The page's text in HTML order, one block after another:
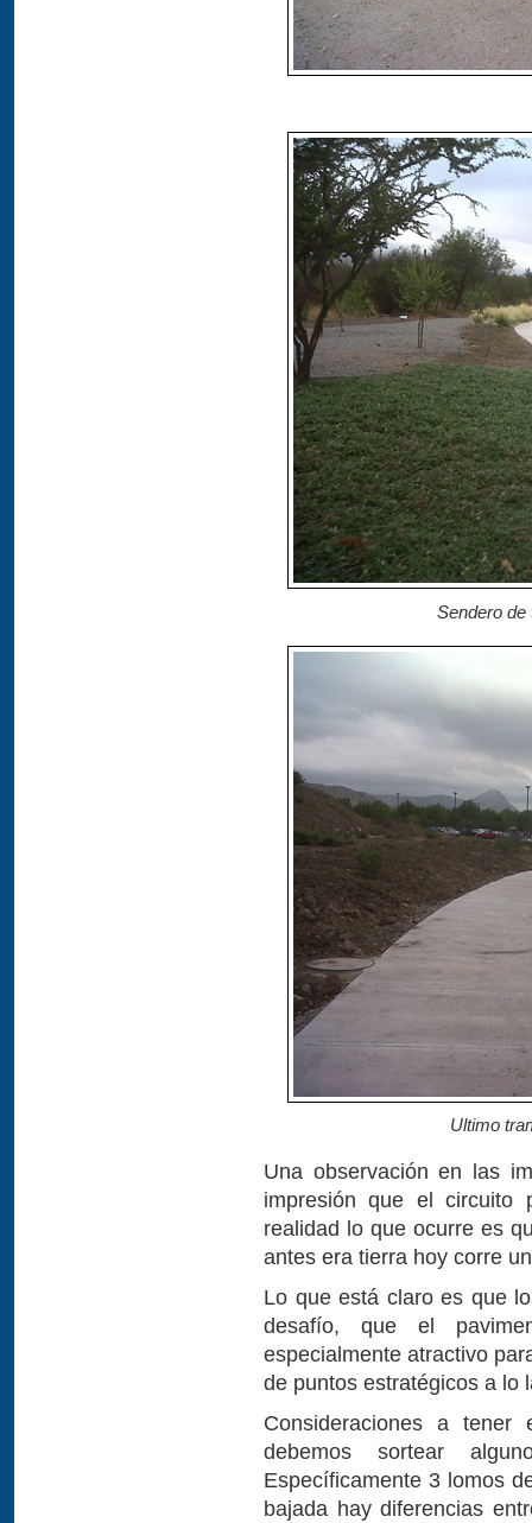
Sendero de
Ultimo
Una observación en las
impresión que el
realidad lo que ocurre es
antes era tierra hoy corre
Lo que está claro es que
desafío, que el
especialmente atractivo
de puntos estratégicos a lo
Consideraciones a
debemos sortear
Específicamente 3 lomos
bajada hay diferencias